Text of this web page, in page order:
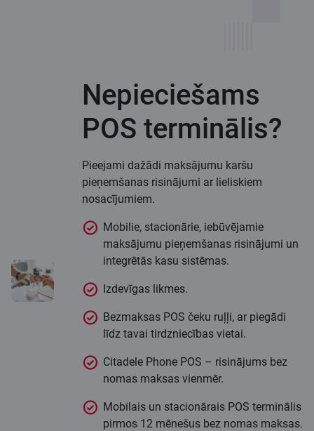
Nepieciešams
POS terminālis?
Pieejami dažādi maksājumu karšu
pieņemšanas risinājumi ar lieliskiem
nosacījumiem.
Mobilie, stacionārie, iebūvējamie
maksājumu pieņemšanas risinājumi un
integrētās kasu sistēmas.
Izdevīgas likmes.
Bezmaksas POS čeku ruļļi, ar piegādi
līdz tavai tirdzniecības vietai.
Citadele Phone POS – risinājums bez
nomas maksas vienmēr.
Mobilais un stacionārais POS terminālis
pirmos 12 mēnešus bez nomas maksas.